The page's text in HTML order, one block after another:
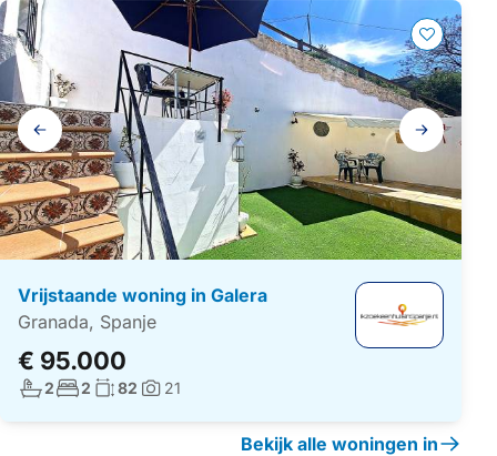
Galerij
navigatie
Vrijstaande woning in Galera
Granada, Spanje
€ 95.000
Aantal badkamers:
2Aantal slaapkamers:
2 Woonoppervlakte:
82 Foto's:
21
Bekijk alle woningen in